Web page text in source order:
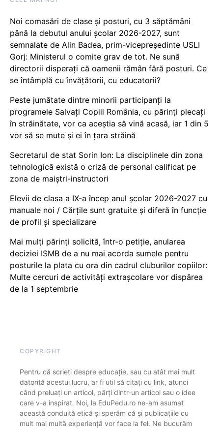
Noi comasări de clase și posturi, cu 3 săptămâni
până la debutul anului școlar 2026-2027, sunt
semnalate de Alin Badea, prim-vicepreședinte USLI
Gorj: Ministerul o comite grav de tot. Ne sună
directorii disperați că oamenii rămân fără posturi. Ce
se întâmplă cu învățătorii, cu educatorii?
Peste jumătate dintre minorii participanți la
programele Salvați Copiii România, cu părinți plecați
în străinătate, vor ca aceștia să vină acasă, iar 1 din 5
vor să se mute și ei în țara străină
Secretarul de stat Sorin Ion: La disciplinele din zona
tehnologică există o criză de personal calificat pe
zona de maiștri-instructori
Elevii de clasa a IX-a încep anul școlar 2026-2027 cu
manuale noi / Cărțile sunt gratuite și diferă în funcție
de profil și specializare
Mai mulți părinți solicită, într-o petiție, anularea
deciziei ISMB de a nu mai acorda sumele pentru
posturile la plata cu ora din cadrul cluburilor copiilor:
Multe cercuri de activități extrașcolare vor dispărea
de la 1 septembrie
COPYRIGHT
Pentru că scrieți despre educație, sau cu atât mai mult
datorită acestui lucru, ar fi util să citați cu link, atunci
când preluați un articol, părți dintr-un articol sau o idee
care v-a inspirat. Noi, la EduPedu.ro ne-am asumat
această conduită etică și sperăm că și publicațiile cu
mult mai multă experiență vor face la fel. Ne bucurăm